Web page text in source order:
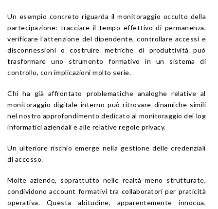
Un esempio concreto riguarda il monitoraggio occulto della
partecipazione: tracciare il tempo effettivo di permanenza,
verificare l’attenzione del dipendente, controllare accessi e
disconnessioni o costruire metriche di produttività può
trasformare uno strumento formativo in un sistema di
controllo, con implicazioni molto serie.
Chi ha già affrontato problematiche analoghe relative al
monitoraggio digitale interno può ritrovare dinamiche simili
nel nostro approfondimento dedicato al monitoraggio dei log
informatici aziendali e alle relative regole privacy.
Un ulteriore rischio emerge nella gestione delle credenziali
di accesso.
Molte aziende, soprattutto nelle realtà meno strutturate,
condividono account formativi tra collaboratori per praticità
operativa. Questa abitudine, apparentemente innocua,